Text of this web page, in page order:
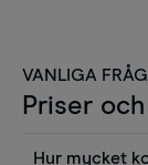
VANLIGA
Priser
Hur mycket